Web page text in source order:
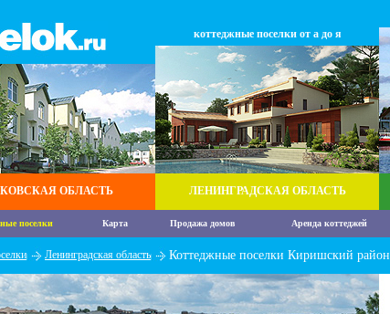
ОБЛАСТЬ
коттеджные поселки от а до я
ЛЕНИНГРАДСКАЯ ОБЛАСТЬ
поселки Карта Продажа домов Аренда коттеджей
Ленинградская область Коттеджные поселки Киришский район